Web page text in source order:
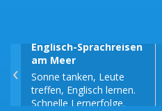
Englisch-Sprachreisen
am Meer
Sonne tanken, Leute
treffen, Englisch lernen.
Schnelle Lernerfolge.
‹